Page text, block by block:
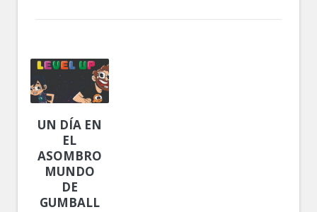
UN DÍA EN
EL
ASOMBROSO
MUNDO
DE
GUMBALL